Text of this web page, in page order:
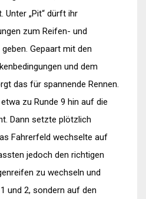
„Pit“ dürft ihr
zum Reifen- und
Gepaart mit den
und dem
das für spannende Rennen.
zu Runde 9 hin auf die
Dann setzte plötzlich
Fahrerfeld wechselte auf
jedoch den richtigen
zu wechseln und
und 2, sondern auf den